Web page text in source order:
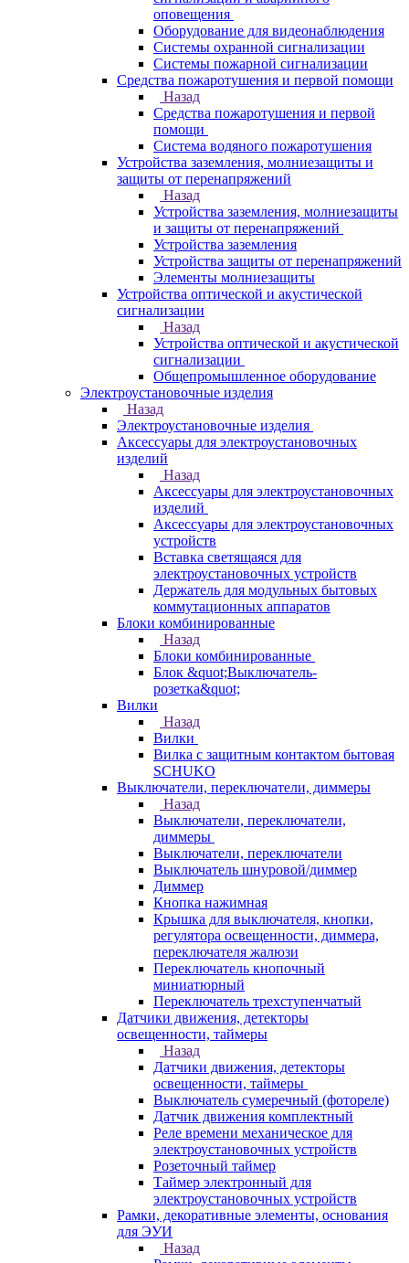
оповещения
Оборудование для видеонаблюдения
Системы охранной сигнализации
Системы пожарной сигнализации
Средства пожаротушения и первой помощи
Назад
Средства пожаротушения и первой
помощи
Система водяного пожаротушения
Устройства заземления, молниезащиты и
защиты от перенапряжений
Назад
Устройства заземления, молниезащиты
и защиты от перенапряжений
Устройства заземления
Устройства защиты от перенапряжений
Элементы молниезащиты
Устройства оптической и акустической
сигнализации
Назад
Устройства оптической и акустической
сигнализации
Общепромышленное оборудование
Электроустановочные изделия
Назад
Электроустановочные изделия
Аксессуары для электроустановочных
изделий
Назад
Аксессуары для электроустановочных
изделий
Аксессуары для электроустановочных
устройств
Вставка светящаяся для
электроустановочных устройств
Держатель для модульных бытовых
коммутационных аппаратов
Блоки комбинированные
Назад
Блоки комбинированные
Блок &quot;Выключатель-
розетка&quot;
Вилки
Назад
Вилки
Вилка с защитным контактом бытовая
SCHUKO
Выключатели, переключатели, диммеры
Назад
Выключатели, переключатели,
диммеры
Выключатели, переключатели
Выключатель шнуровой/диммер
Диммер
Кнопка нажимная
Крышка для выключателя, кнопки,
регулятора освещенности, диммера,
переключателя жалюзи
Переключатель кнопочный
миниатюрный
Переключатель трехступенчатый
Датчики движения, детекторы
освещенности, таймеры
Назад
Датчики движения, детекторы
освещенности, таймеры
Выключатель сумеречный (фотореле)
Датчик движения комплектный
Реле времени механическое для
электроустановочных устройств
Розеточный таймер
Таймер электронный для
электроустановочных устройств
Рамки, декоративные элементы, основания
для ЭУИ
Назад